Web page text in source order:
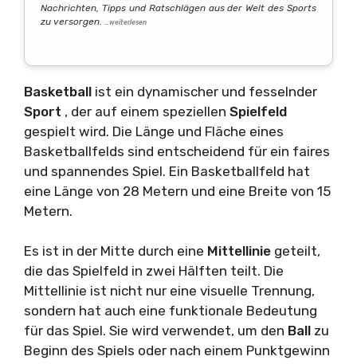
Nachrichten, Tipps und Ratschlägen aus der Welt des Sports
zu versorgen. …weiterlesen
Basketball ist ein dynamischer und fesselnder
Sport , der auf einem speziellen Spielfeld
gespielt wird. Die Länge und Fläche eines
Basketballfelds sind entscheidend für ein faires
und spannendes Spiel. Ein Basketballfeld hat
eine Länge von 28 Metern und eine Breite von 15
Metern.
Es ist in der Mitte durch eine Mittellinie geteilt,
die das Spielfeld in zwei Hälften teilt. Die
Mittellinie ist nicht nur eine visuelle Trennung,
sondern hat auch eine funktionale Bedeutung
für das Spiel. Sie wird verwendet, um den Ball zu
Beginn des Spiels oder nach einem Punktgewinn